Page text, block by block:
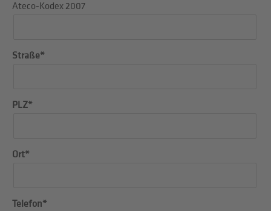
Ateco-Kodex 2007
Straße*
PLZ*
Ort*
Telefon*